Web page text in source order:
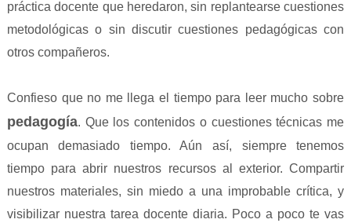
práctica docente que heredaron, sin replantearse cuestiones
metodológicas o sin discutir cuestiones pedagógicas con
otros compañeros.
Confieso que no me llega el tiempo para leer mucho sobre
pedagogía. Que los contenidos o cuestiones técnicas me
ocupan demasiado tiempo. Aún así, siempre tenemos
tiempo para abrir nuestros recursos al exterior. Compartir
nuestros materiales, sin miedo a una improbable crítica, y
visibilizar nuestra tarea docente diaria. Poco a poco te vas